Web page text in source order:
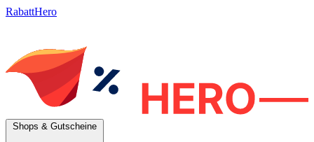
RabattHero